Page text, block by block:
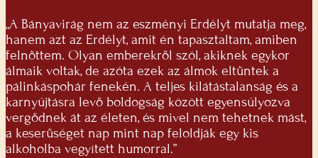
„A Bányavirág nem az eszményi Erdélyt mutatja meg,
hanem azt az Erdélyt, amit én tapasztaltam, amiben
felnőttem. Olyan emberekről szól, akiknek egykor
álmaik voltak, de azóta ezek az álmok eltűntek a
pálinkáspohár fenekén. A teljes kilátástalanság és a
karnyújtásra levő boldogság között egyensúlyozva
vergődnek át az életen, és mivel nem tehetnek mást,
a keserűséget nap mint nap feloldják egy kis
alkoholba vegyített humorral.”